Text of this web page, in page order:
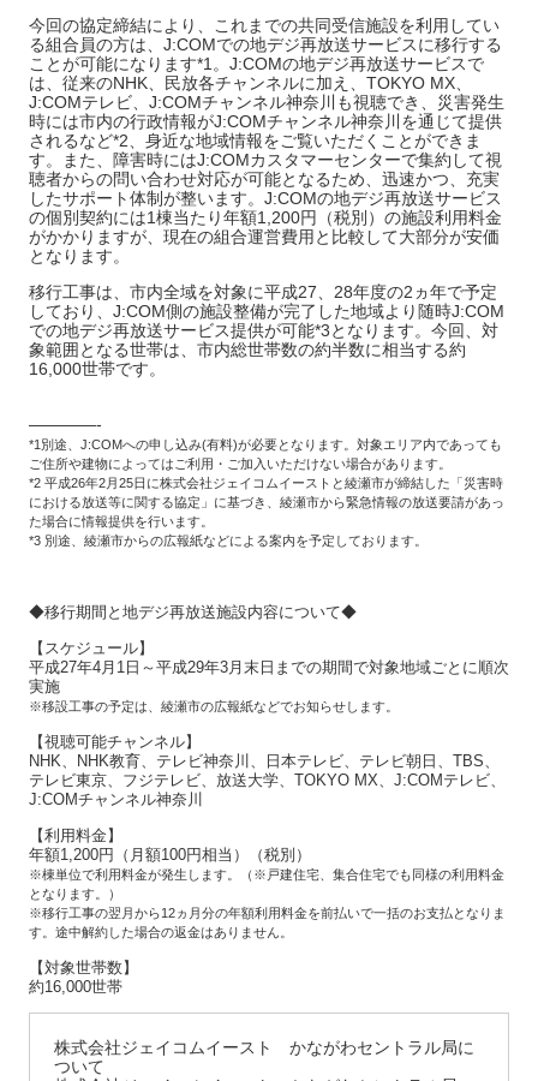
今回の協定締結により、これまでの共同受信施設を利用してい
る組合員の方は、J:COMでの地デジ再放送サービスに移行する
ことが可能になります*1。J:COMの地デジ再放送サービスで
は、従来のNHK、民放各チャンネルに加え、TOKYO MX、
J:COMテレビ、J:COMチャンネル神奈川も視聴でき、災害発生
時には市内の行政情報がJ:COMチャンネル神奈川を通じて提供
されるなど*2、身近な地域情報をご覧いただくことができま
す。また、障害時にはJ:COMカスタマーセンターで集約して視
聴者からの問い合わせ対応が可能となるため、迅速かつ、充実
したサポート体制が整います。J:COMの地デジ再放送サービス
の個別契約には1棟当たり年額1,200円（税別）の施設利用料金
がかかりますが、現在の組合運営費用と比較して大部分が安価
となります。
移行工事は、市内全域を対象に平成27、28年度の2ヵ年で予定
しており、J:COM側の施設整備が完了した地域より随時J:COM
での地デジ再放送サービス提供が可能*3となります。今回、対
象範囲となる世帯は、市内総世帯数の約半数に相当する約
16,000世帯です。
————-
*1別途、J:COMへの申し込み(有料)が必要となります。対象エリア内であっても
ご住所や建物によってはご利用・ご加入いただけない場合があります。
*2 平成26年2月25日に株式会社ジェイコムイーストと綾瀬市が締結した「災害時
における放送等に関する協定」に基づき、綾瀬市から緊急情報の放送要請があっ
た場合に情報提供を行います。
*3 別途、綾瀬市からの広報紙などによる案内を予定しております。
◆移行期間と地デジ再放送施設内容について◆
【スケジュール】
平成27年4月1日～平成29年3月末日までの期間で対象地域ごとに順次
実施
※移設工事の予定は、綾瀬市の広報紙などでお知らせします。
【視聴可能チャンネル】
NHK、NHK教育、テレビ神奈川、日本テレビ、テレビ朝日、TBS、
テレビ東京、フジテレビ、放送大学、TOKYO MX、J:COMテレビ、
J:COMチャンネル神奈川
【利用料金】
年額1,200円（月額100円相当）（税別）
※棟単位で利用料金が発生します。（※戸建住宅、集合住宅でも同様の利用料金
となります。）
※移行工事の翌月から12ヵ月分の年額利用料金を前払いで一括のお支払となりま
す。途中解約した場合の返金はありません。
【対象世帯数】
約16,000世帯
株式会社ジェイコムイースト かながわセントラル局に
ついて